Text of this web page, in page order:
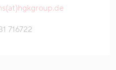
716722